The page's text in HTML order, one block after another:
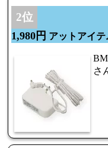
2位
1,980円 アットアイテ
さ